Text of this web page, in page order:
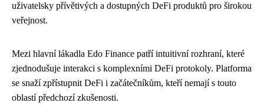
uživatelsky přívětivých a dostupných DeFi produktů pro širokou
veřejnost.
Mezi hlavní lákadla Edo Finance patří intuitivní rozhraní, které
zjednodušuje interakci s komplexními DeFi protokoly. Platforma
se snaží zpřístupnit DeFi i začátečníkům, kteří nemají s touto
oblastí předchozí zkušenosti.